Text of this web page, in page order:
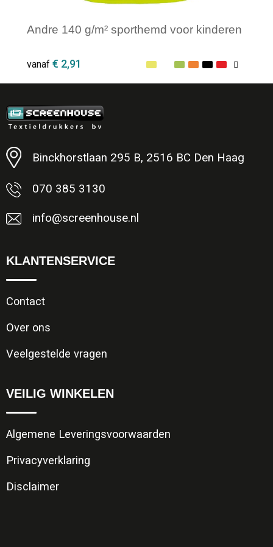
Andre 140 g/m² sporthemd voor kinderen
vanaf € 2,91
Minimale afname: 1
Binckhorstlaan 295 B, 2516 BC Den Haag
070 385 3130
info@screenhouse.nl
KLANTENSERVICE
Contact
Over ons
Veelgestelde vragen
VEILIG WINKELEN
Algemene Leveringsvoorwaarden
Privacyverklaring
Disclaimer